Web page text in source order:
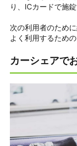
り、ICカードで施
次の利用者のため
よく利用するための
カーシェアで